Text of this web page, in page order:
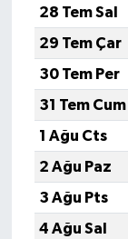
28 Tem Sal
29 Tem Çar
30 Tem Per
31 Tem Cum
1 Ağu Cts
2 Ağu Paz
3 Ağu Pts
4 Ağu Sal
TATLISU
TEKNOLOJİ
TİCARET
YAŞAM